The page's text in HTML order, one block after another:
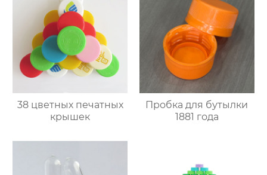
38 цветных печатных
крышек
Пробка для бутылки
1881 года